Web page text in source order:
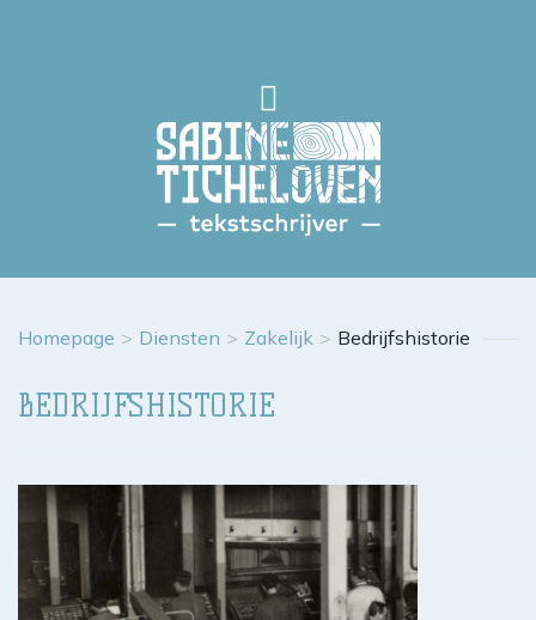
Homepage > Diensten > Zakelijk > Bedrijfshistorie
BEDRIJFSHISTORIE